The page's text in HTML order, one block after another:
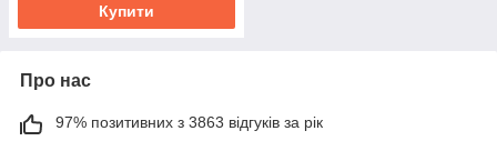
Купити
Про нас
97% позитивних з 3863 відгуків за рік